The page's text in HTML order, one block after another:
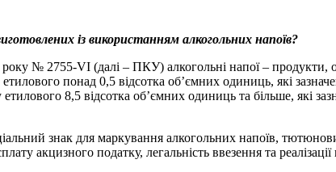
із використанням алкогольних напоїв?
№ 2755-VI (далі – ПКУ) алкогольні напої – продукти,
понад 0,5 відсотка об’ємних одиниць, які
8,5 відсотка об’ємних одиниць та більше, які
знак для маркування алкогольних напоїв,
акцизного податку, легальність ввезення та